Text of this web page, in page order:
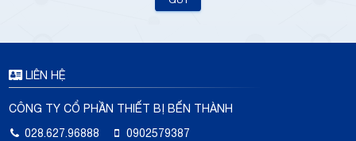
LIÊN HỆ
CÔNG TY CỔ PHẦN THIẾT BỊ BẾN THÀNH
028.627.96888
0902579387